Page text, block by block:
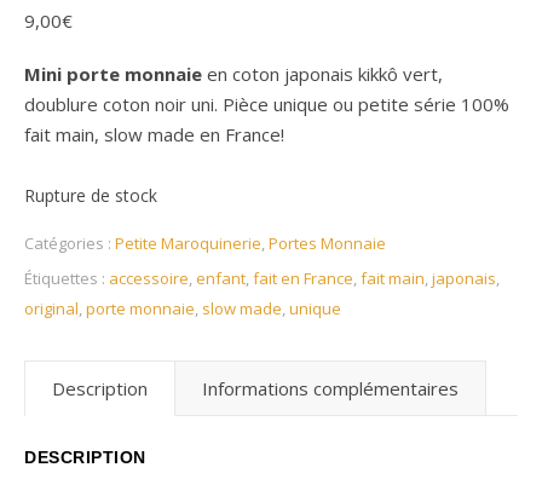
9,00€
Mini porte monnaie en coton japonais kikkô vert,
doublure coton noir uni. Pièce unique ou petite série 100%
fait main, slow made en France!
Rupture de stock
Catégories : Petite Maroquinerie,Portes Monnaie
Étiquettes : accessoire,enfant,fait en France,fait main,japonais,
original,porte monnaie, slow made,unique
Description Informations complémentaires
DESCRIPTION